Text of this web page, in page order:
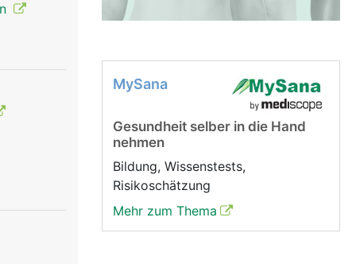
wird in
MySana
Gesundheit selber in die Hand
nehmen
Bildung, Wissenstests,
Risikoschätzung
Mehr zum Thema